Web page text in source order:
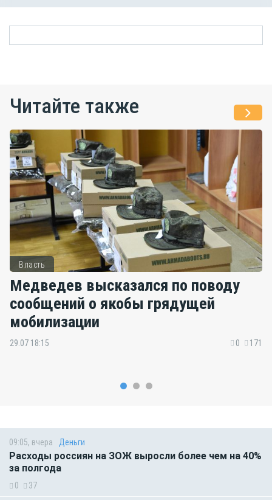
Читайте также
Власть
Медведев высказался по поводу
сообщений о якобы грядущей
мобилизации
29.07 18:15 0 171
09:05, вчера Деньги
Расходы россиян на ЗОЖ выросли более чем на 40%
за полгода
0 37